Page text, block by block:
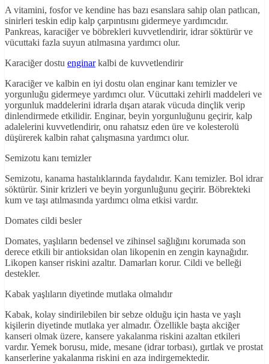
A vitamini, fosfor ve kendine has bazı esanslara sahip olan patlıcan,
sinirleri teskin edip kalp çarpıntısını gidermeye yardımcıdır.
Pankreas, karaciğer ve böbrekleri kuvvetlendirir, idrar söktürür ve
vücuttaki fazla suyun atılmasına yardımcı olur.
Karaciğer dostu enginarkalbi de kuvvetlendirir
Karaciğer ve kalbin en iyi dostu olan enginar kanı temizler ve
yorgunluğu gidermeye yardımcı olur. Vücuttaki zehirli maddeleri ve
yorgunluk maddelerini idrarla dışarı atarak vücuda dinçlik verip
dinlendirmede etkilidir. Enginar, beyin yorgunluğunu geçirir, kalp
adalelerini kuvvetlendirir, onu rahatsız eden üre ve kolesterolü
düşürerek kalbin rahat çalışmasına yardımcı olur.
Semizotu kanı temizler
Semizotu, kanama hastalıklarında faydalıdır. Kanı temizler. Bol idrar
söktürür. Sinir krizleri ve beyin yorgunluğunu geçirir. Böbrekteki
kum ve taşı atılmasında yardımcı olma etkisi vardır.
Domates cildi besler
Domates, yaşlıların bedensel ve zihinsel sağlığını korumada son
derece etkili bir antioksidan olan likopenin en zengin kaynağıdır.
Likopen kanser riskini azaltır. Damarları korur. Cildi ve belleği
destekler.
Kabak yaşlıların diyetinde mutlaka olmalıdır
Kabak, kolay sindirilebilen bir sebze olduğu için hasta ve yaşlı
kişilerin diyetinde mutlaka yer almadır. Özellikle başta akciğer
kanseri olmak üzere, kansere yakalanma riskini azaltan etkileri
vardır. Yemek borusu, mide, mesane (idrar torbası), gırtlak ve prostat
kanserlerine yakalanma riskini en aza indirgemektedir.